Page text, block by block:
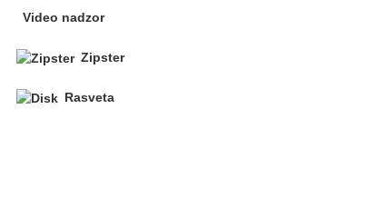
Video nadzor
Zipster
Rasveta